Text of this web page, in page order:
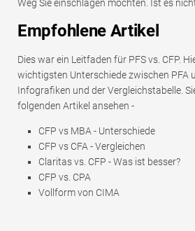
Weg Sie einschlagen möchten. Ist es
Empfohlene Artikel
Dies war ein Leitfaden für PFS vs. CFP.
wichtigsten Unterschiede zwischen PFA
Infografiken und der Vergleichstabelle.
folgenden Artikel ansehen -
CFP vs MBA - Unterschiede
CFP vs CFA - Vergleichen
Claritas vs. CFP - Was ist besser?
CFP vs. CPA
Vollform von CIMA